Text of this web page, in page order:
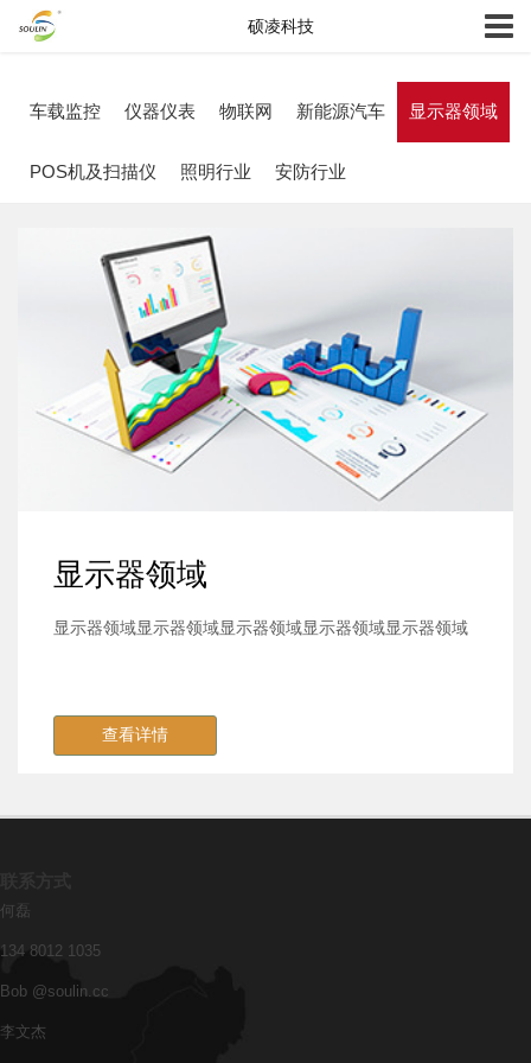
车载监控 仪器仪表 物联网 新能源汽车 显示器领域
POS机及扫描仪 照明行业 安防行业
显示器领域
显示器领域显示器领域显示器领域显示器领域显示器领域
查看详情
何磊
134 8012 1035
Bob @soulin.cc
李文杰
硕凌科技